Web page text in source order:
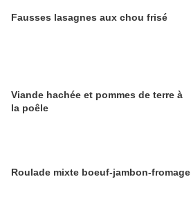
Fausses lasagnes aux chou frisé
Viande hachée et pommes de terre à
la poêle
Roulade mixte boeuf-jambon-fromage